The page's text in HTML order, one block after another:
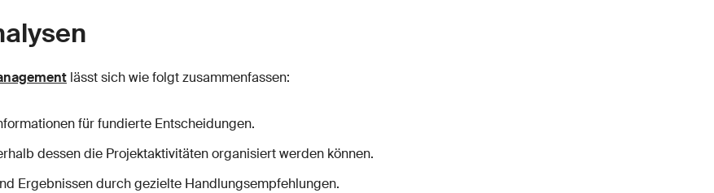
lässt sich wie folgt zusammenfassen:
für fundierte Entscheidungen.
dessen die Projektaktivitäten organisiert werden können.
Ergebnissen durch gezielte Handlungsempfehlungen.